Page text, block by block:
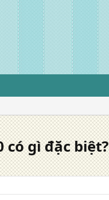
gì đặc biệt?